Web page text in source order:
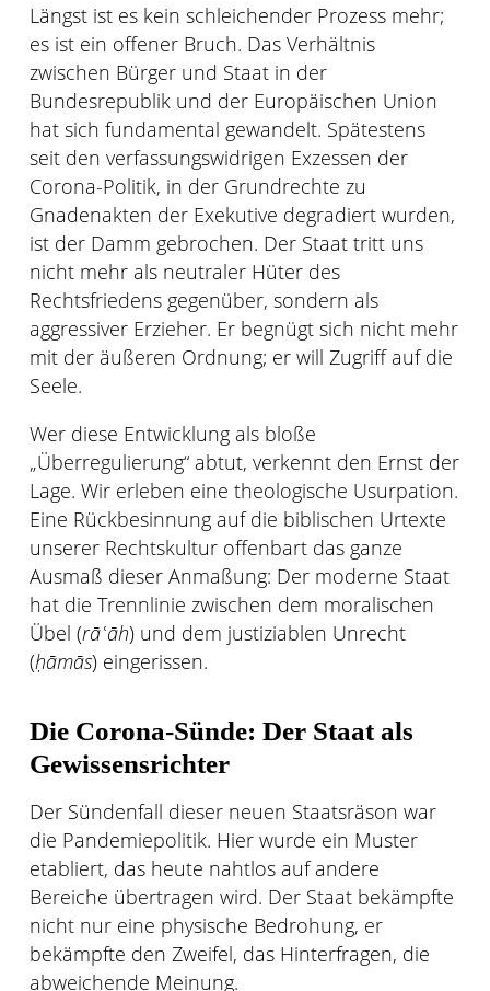
Längst ist es kein schleichender Prozess mehr;
es ist ein offener Bruch. Das Verhältnis
zwischen Bürger und Staat in der
Bundesrepublik und der Europäischen Union
hat sich fundamental gewandelt. Spätestens
seit den verfassungswidrigen Exzessen der
Corona-Politik, in der Grundrechte zu
Gnadenakten der Exekutive degradiert wurden,
ist der Damm gebrochen. Der Staat tritt uns
nicht mehr als neutraler Hüter des
Rechtsfriedens gegenüber, sondern als
aggressiver Erzieher. Er begnügt sich nicht mehr
mit der äußeren Ordnung; er will Zugriff auf die
Seele.
Wer diese Entwicklung als bloße
„Überregulierung“ abtut, verkennt den Ernst der
Lage. Wir erleben eine theologische Usurpation.
Eine Rückbesinnung auf die biblischen Urtexte
unserer Rechtskultur offenbart das ganze
Ausmaß dieser Anmaßung: Der moderne Staat
hat die Trennlinie zwischen dem moralischen
Übel (rāʿāh) und dem justiziablen Unrecht
(ḥāmās) eingerissen.
Die Corona-Sünde: Der Staat als
Gewissensrichter
Der Sündenfall dieser neuen Staatsräson war
die Pandemiepolitik. Hier wurde ein Muster
etabliert, das heute nahtlos auf andere
Bereiche übertragen wird. Der Staat bekämpfte
nicht nur eine physische Bedrohung, er
bekämpfte den Zweifel, das Hinterfragen, die
abweichende Meinung.